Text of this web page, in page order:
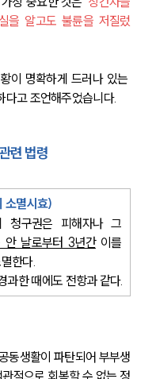
을 알고도 불륜을 저질렀
이 명확하게 드러나 있는
다고 조언해주었습니다.
련 법령
소멸시효)
구권은 피해자나 그
안 날로부터 3년간 이를
한다.
과한 때에도 전항과 같다.
동생활이 파탄되어 부부생
적으로 회복할 수 없는 정